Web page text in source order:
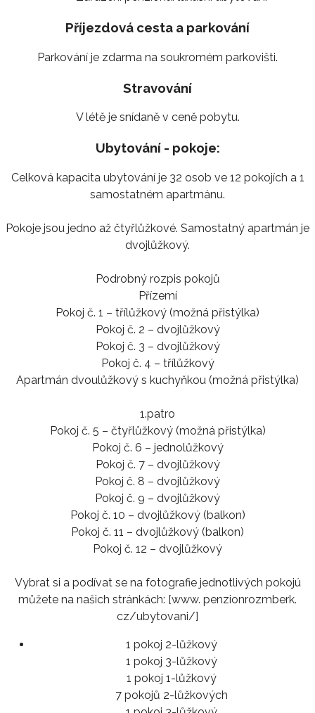
Příjezdová cesta a parkování
Parkování je zdarma na soukromém parkovišti.
Stravování
V létě je snídaně v ceně pobytu.
Ubytování - pokoje:
Celková kapacita ubytování je 32 osob ve 12 pokojích a 1
samostatném apartmánu.
Pokoje jsou jedno až čtyřlůžkové. Samostatný apartmán je
dvojlůžkový.
Podrobný rozpis pokojů
Přízemí
Pokoj č. 1 – třílůžkový (možná přistýlka)
Pokoj č. 2 – dvojlůžkový
Pokoj č. 3 – dvojlůžkový
Pokoj č. 4 – třílůžkový
Apartmán dvoulůžkový s kuchyňkou (možná přistýlka)
1.patro
Pokoj č. 5 – čtyřlůžkový (možná přistýlka)
Pokoj č. 6 – jednolůžkový
Pokoj č. 7 – dvojlůžkový
Pokoj č. 8 – dvojlůžkový
Pokoj č. 9 – dvojlůžkový
Pokoj č. 10 – dvojlůžkový (balkon)
Pokoj č. 11 – dvojlůžkový (balkon)
Pokoj č. 12 – dvojlůžkový
Vybrat si a podívat se na fotografie jednotlivých pokojú
můžete na našich stránkách: [www. penzionrozmberk.
cz/ubytovani/]
1 pokoj 2-lůžkový
1 pokoj 3-lůžkový
1 pokoj 1-lůžkový
7 pokojů 2-lůžkových